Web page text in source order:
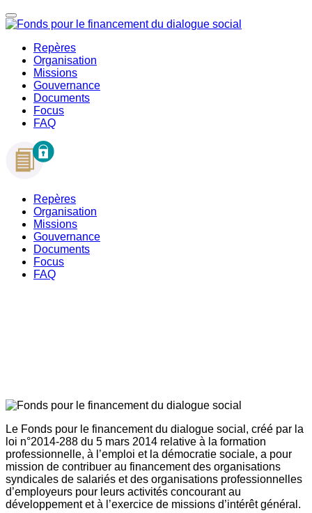
Repères
Organisation
Missions
Gouvernance
Documents
Focus
FAQ
Repères
Organisation
Missions
Gouvernance
Documents
Focus
FAQ
Le Fonds pour le financement du dialogue social, créé par la
loi n°2014-288 du 5 mars 2014 relative à la formation
professionnelle, à l’emploi et la démocratie sociale, a pour
mission de contribuer au financement des organisations
syndicales de salariés et des organisations professionnelles
d’employeurs pour leurs activités concourant au
développement et à l’exercice de missions d’intérêt général.